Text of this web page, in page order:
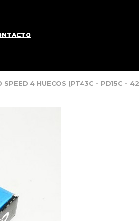
SPEED 4 HUECOS (PT43C - PD15C -